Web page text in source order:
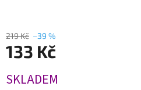
219 Kč –39 %
133 Kč
cena:
SKLADEM